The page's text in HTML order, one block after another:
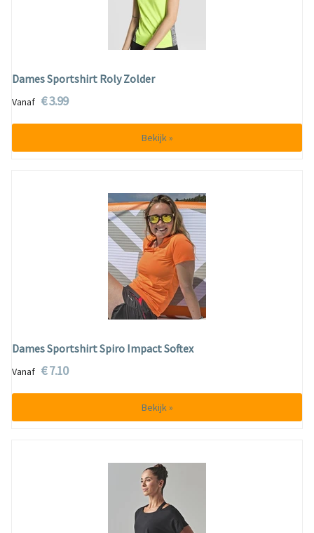
Dames Sportshirt Roly Zolder
Vanaf € 3.99
Bekijk »
Dames Sportshirt Spiro Impact Softex
Vanaf € 7.10
Bekijk »